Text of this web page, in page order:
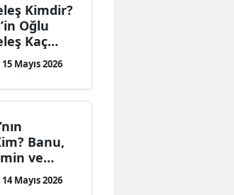
Kimdir?
Oğlu
Kaç
15 Mayıs 2026
Banu,
ve
Kaç
Kim?
14 Mayıs 2026